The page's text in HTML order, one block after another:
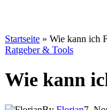
Startseite » Wie kann ich
Ratgeber & Tools
Wie kann